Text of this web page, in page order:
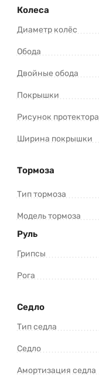
Колеса
Диаметр колёс
Обода
Двойные обода
Покрышки
Рисунок протектора
Ширина покрышки
Тормоза
Тип тормоза
Модель тормоза
Руль
Грипсы
Рога
Седло
Тип седла
Седло
Амортизация седла